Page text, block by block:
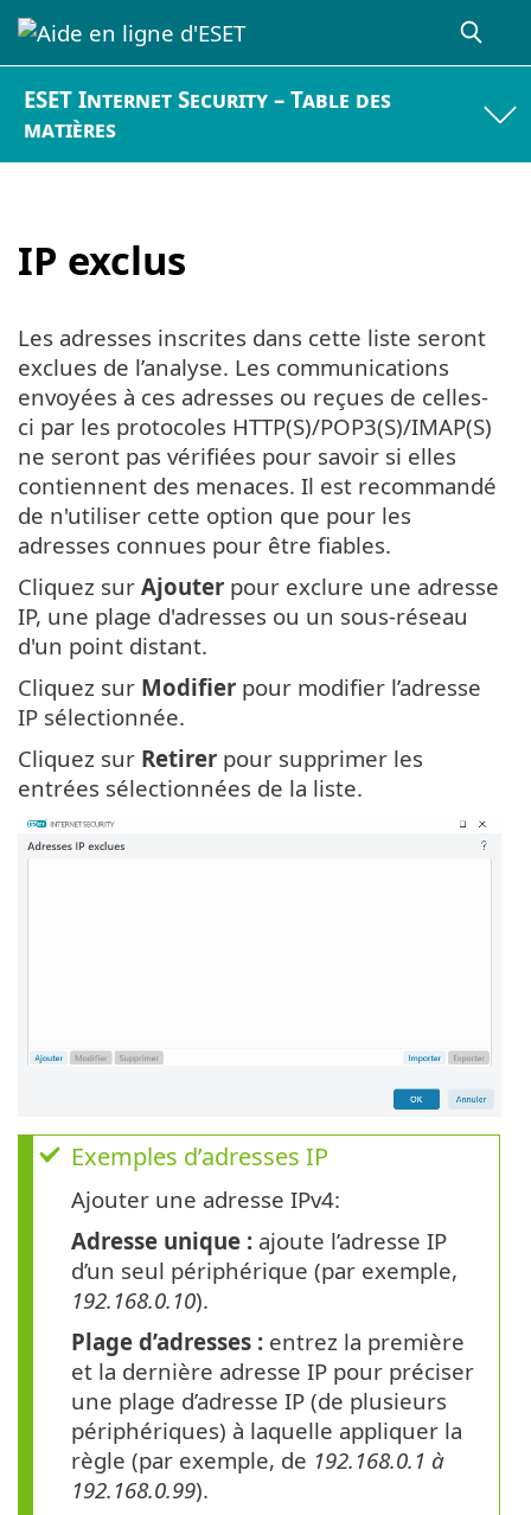
ESET Internet Security – Table des
matières
IP exclus
Les adresses inscrites dans cette liste seront
exclues de l’analyse. Les communications
envoyées à ces adresses ou reçues de celles-
ci par les protocoles HTTP(S)/POP3(S)/IMAP(S)
ne seront pas vérifiées pour savoir si elles
contiennent des menaces. Il est recommandé
de n'utiliser cette option que pour les
adresses connues pour être fiables.
Cliquez sur Ajouter pour exclure une adresse
IP, une plage d'adresses ou un sous-réseau
d'un point distant.
Cliquez sur Modifier pour modifier l’adresse
IP sélectionnée.
Cliquez sur Retirer pour supprimer les
entrées sélectionnées de la liste.
Exemples d’adresses IP
Ajouter une adresse IPv4:
Adresse unique : ajoute l’adresse IP
d’un seul périphérique (par exemple,
192.168.0.10).
Plage d’adresses : entrez la première
et la dernière adresse IP pour préciser
une plage d’adresse IP (de plusieurs
périphériques) à laquelle appliquer la
règle (par exemple, de 192.168.0.1 à
192.168.0.99).